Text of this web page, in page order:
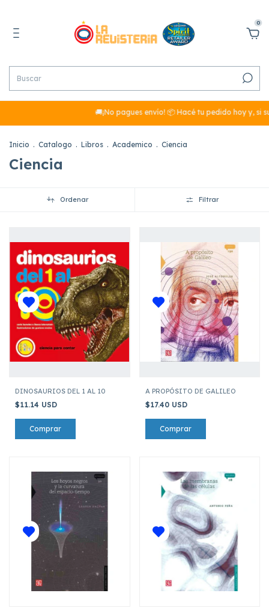
0
🚚¡No pagues envío! 📦 Hacé tu pedido hoy y, si sumás
Inicio . Catalogo . Libros . Academico . Ciencia
Ciencia
Ordenar Filtrar
DINOSAURIOS DEL 1 AL 10
$11.14 USD
A PROPÓSITO DE GALILEO
$17.40 USD